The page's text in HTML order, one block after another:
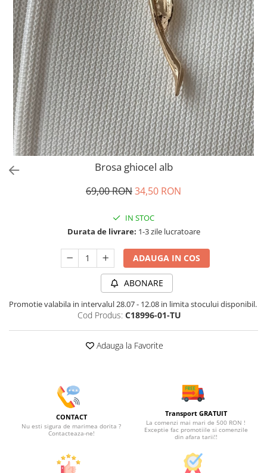
Tricouri si topuri
Rochii de eveniment
Brosa ghiocel alb
69,00 RON34,50 RON
IN STOC
Durata de livrare: 1-3 zile lucratoare
ADAUGA IN COS
ABONARE
Promotie valabila in intervalul 28.07 - 12.08 in limita stocului disponibil.
Cod Produs: C18996-01-TU
Adauga la Favorite
CONTACT
Nu esti sigura de marimea dorita ?
Contacteaza-ne!
Transport GRATUIT
La comenzi mai mari de 500 RON !
Exceptie fac promotiile si comenzile
din afara tarii!!